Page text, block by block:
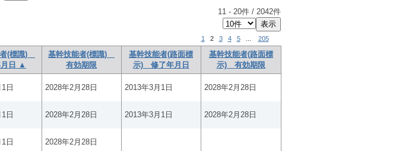
11- 20件 / 2042件
1 2 3 4 5 205
(標識)
日 ▲
基幹技能者(標識)
有効期限
基幹技能者(路面標
示) 修了年月日
基幹技能者(路面標
示) 有効期限
日 2028年2月28日 2013年3月1日 2028年2月28日
日 2028年2月28日 2013年3月1日 2028年2月28日
日 2028年2月28日